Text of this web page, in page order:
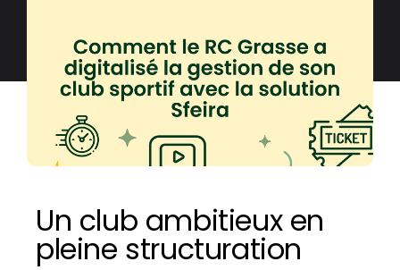
Un club ambitieux en
pleine structuration